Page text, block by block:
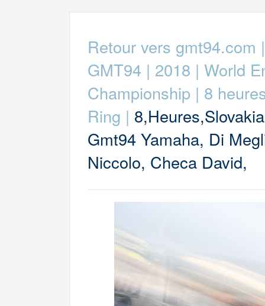
Retour vers gmt94.com
GMT94 | 2018 | World
Championship | 8
Ring |
Gmt94 Yamaha, Di
Niccolo, Checa David,